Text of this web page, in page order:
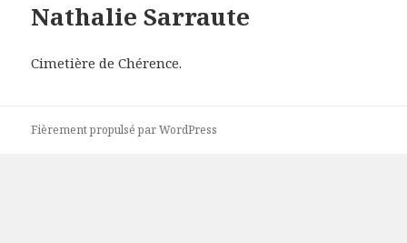
Nathalie Sarraute
Cimetière de Chérence.
Fièrement propulsé par WordPress